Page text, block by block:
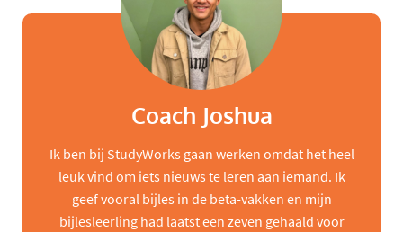
Coach Joshua
Ik ben bij StudyWorks gaan werken omdat het heel
leuk vind om iets nieuws te leren aan iemand. Ik
geef vooral bijles in de beta-vakken en mijn
bijlesleerling had laatst een zeven gehaald voor